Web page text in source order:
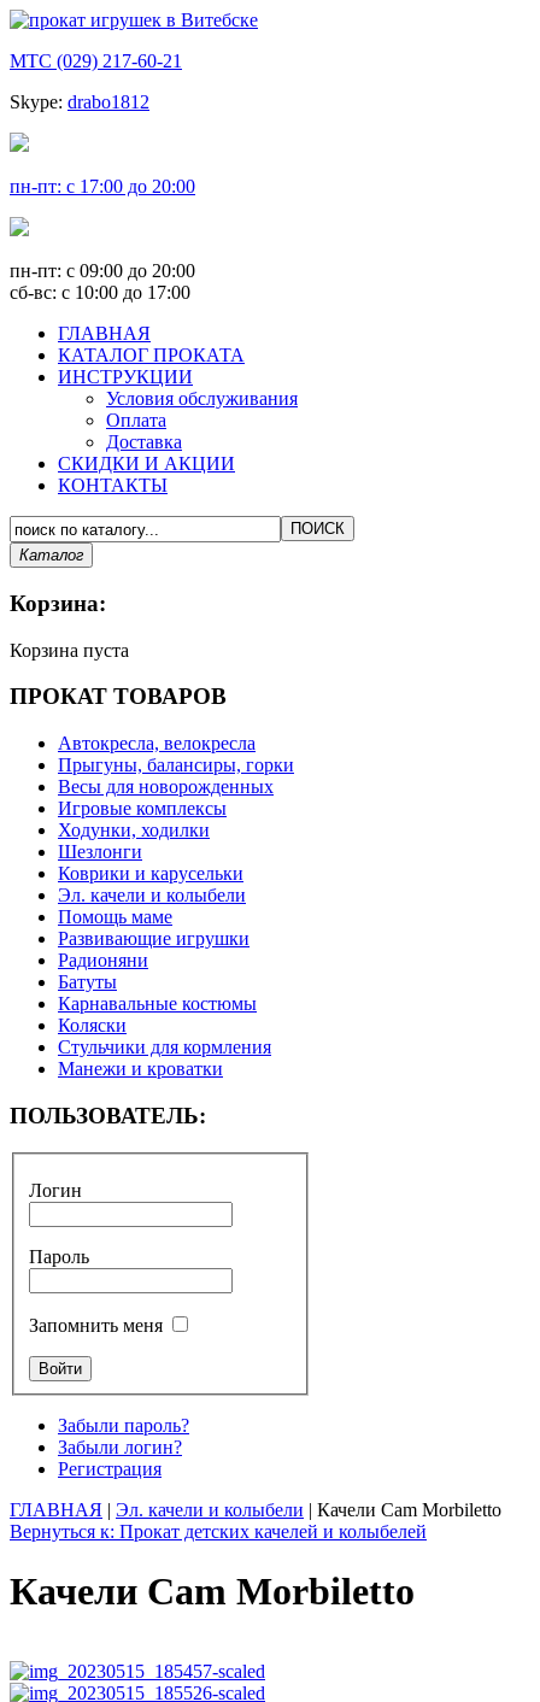
МТС (029) 217-60-21
Skype: drabo1812
пн-пт: с 17:00 до 20:00
пн-пт: с 09:00 до 20:00
сб-вс: с 10:00 до 17:00
ГЛАВНАЯ
КАТАЛОГ ПРОКАТА
ИНСТРУКЦИИ
Условия обслуживания
Оплата
Доставка
СКИДКИ И АКЦИИ
КОНТАКТЫ
Каталог
Корзина:
Корзина пуста
ПРОКАТ ТОВАРОВ
Автокресла, велокресла
Прыгуны, балансиры, горки
Весы для новорожденных
Игровые комплексы
Ходунки, ходилки
Шезлонги
Коврики и карусельки
Эл. качели и колыбели
Помощь маме
Развивающие игрушки
Радионяни
Батуты
Карнавальные костюмы
Коляски
Стульчики для кормления
Манежи и кроватки
ПОЛЬЗОВАТЕЛЬ:
Логин
Пароль
Запомнить меня
Забыли пароль?
Забыли логин?
Регистрация
ГЛАВНАЯ | Эл. качели и колыбели | Качели Cam Morbiletto
Вернуться к: Прокат детских качелей и колыбелей
Качели Cam Morbiletto